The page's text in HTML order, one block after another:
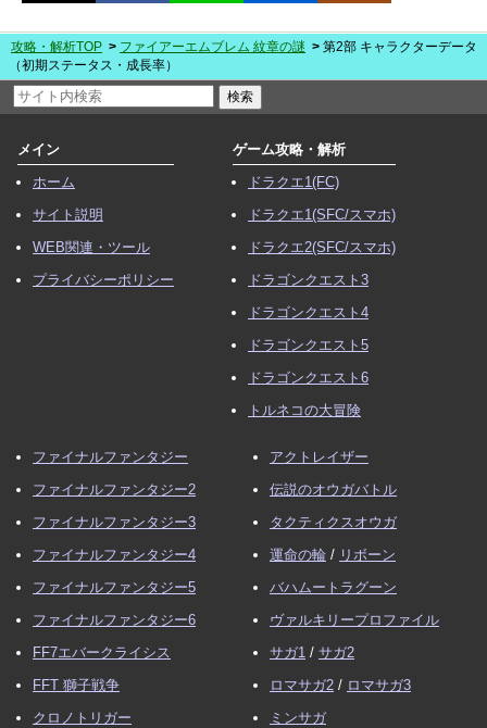
攻略・解析TOP ファイアーエムブレム 紋章の謎
第2部 キャラクターデータ
（初期ステータス・成長率）
メイン
ホーム
サイト説明
WEB関連・ツール
プライバシーポリシー
ゲーム攻略・解析
ドラクエ1(FC)
ドラクエ1(SFC/スマホ)
ドラクエ2(SFC/スマホ)
ドラゴンクエスト3
ドラゴンクエスト4
ドラゴンクエスト5
ドラゴンクエスト6
トルネコの大冒険
ファイナルファンタジー
ファイナルファンタジー2
ファイナルファンタジー3
ファイナルファンタジー4
ファイナルファンタジー5
ファイナルファンタジー6
FF7エバークライシス
FFT 獅子戦争
クロノトリガー
アクトレイザー
伝説のオウガバトル
タクティクスオウガ
運命の輪 / リボーン
バハムートラグーン
ヴァルキリープロファイル
サガ1 / サガ2
ロマサガ2 / ロマサガ3
ミンサガ